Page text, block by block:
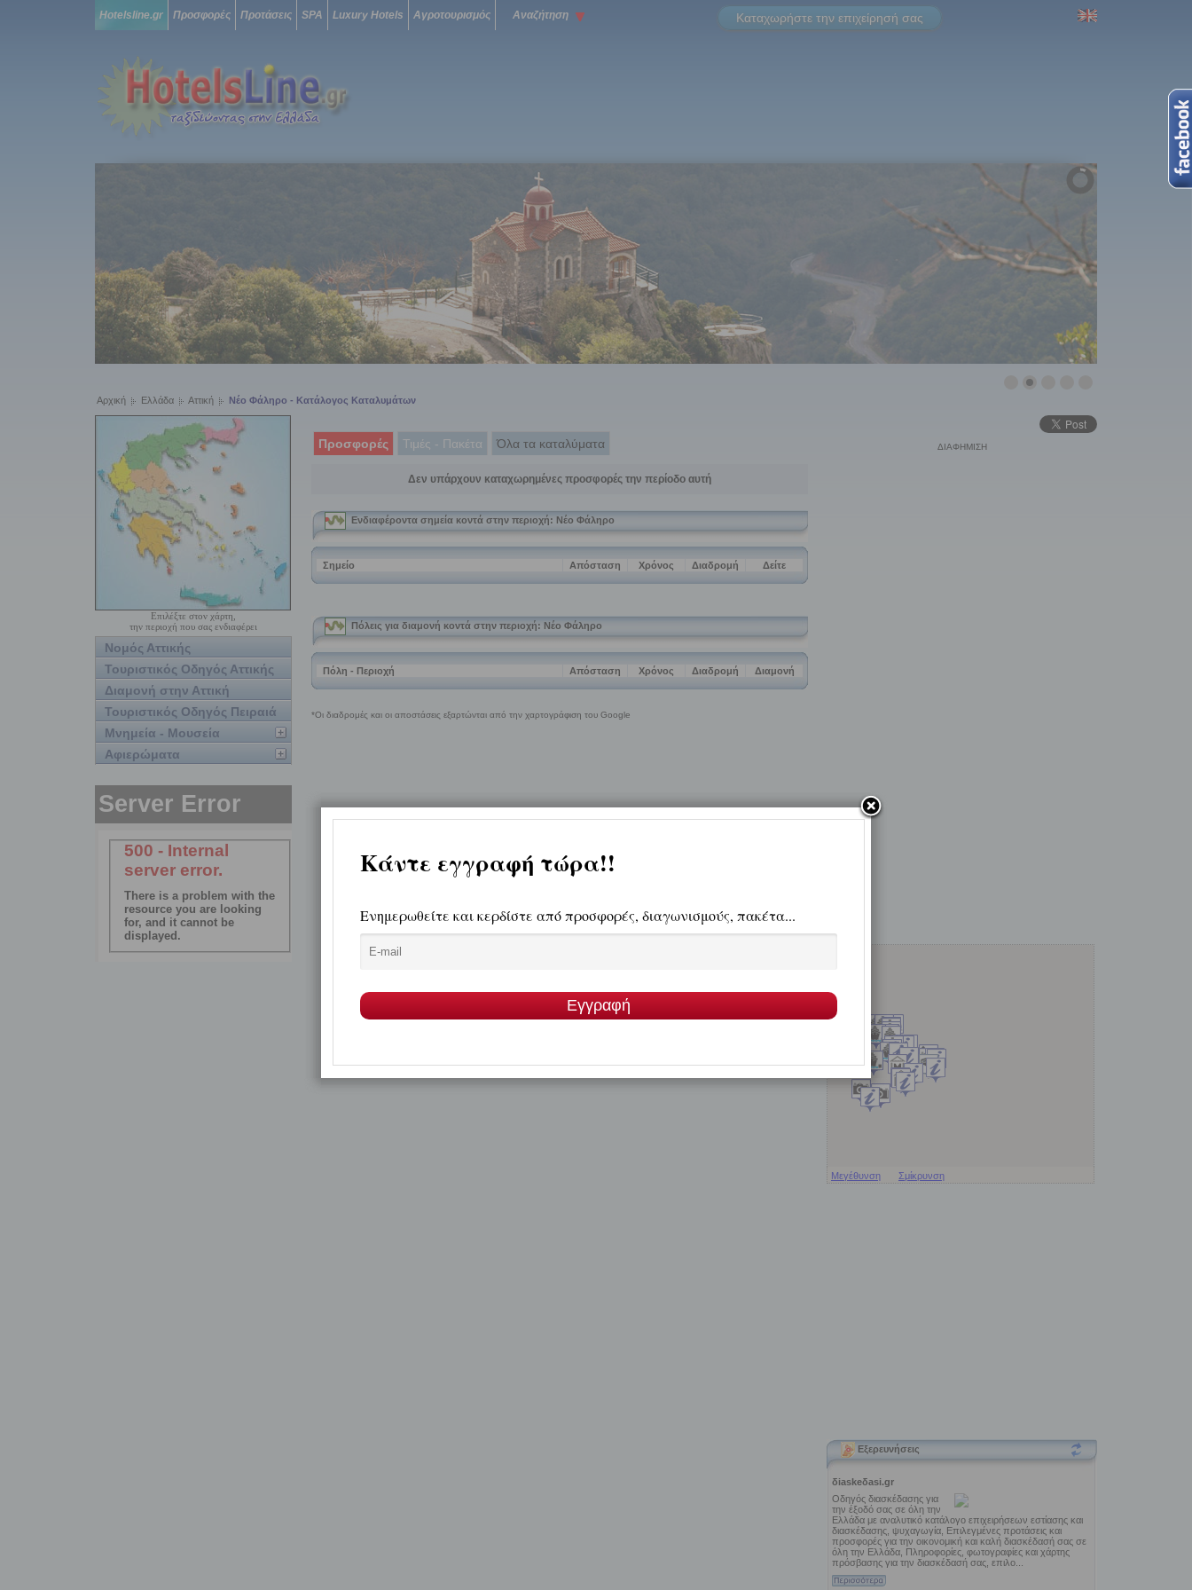
Hotelsline.gr Προσφορές Προτάσεις SPA Luxury Hotels Αγροτουρισμός Αναζήτηση Καταχωρήστε την επιχείρησή σας
Αρχική Ελλάδα Αττική Νέο Φάληρο - Κατάλογος Καταλυμάτων
Επιλέξτε στον χάρτη,
την περιοχή που σας ενδιαφέρει
Νομός Αττικής
Τουριστικός Οδηγός Αττικής
Διαμονή στην Αττική
Τουριστικός Οδηγός Πειραιά
Μνημεία - Μουσεία
Αφιερώματα
Προσφορές Τιμές - Πακέτα Όλα τα καταλύματα
Δεν υπάρχουν καταχωρημένες προσφορές την περίοδο αυτή
ΔΙΑΦΗΜΙΣΗ
Μεγέθυνση Σμίκρυνση
Εξερευνήσεις